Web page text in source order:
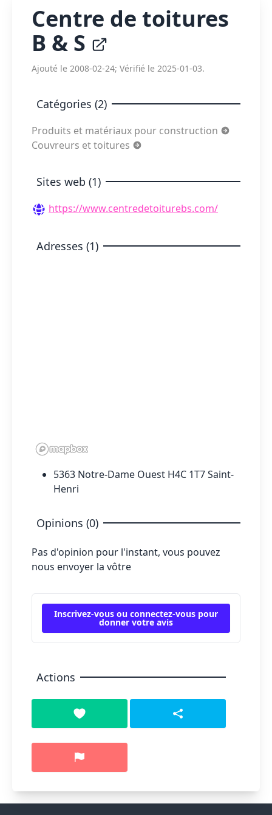
Centre de toitures
B & S
Ajouté le 2008-02-24; Vérifié le 2025-01-03.
Catégories (2)
Produits et matériaux pour construction
Couvreurs et toitures
Sites web (1)
https://www.centredetoiturebs.com/
Adresses (1)
5363 Notre-Dame Ouest H4C 1T7 Saint-
Henri
Opinions (0)
Pas d'opinion pour l'instant, vous pouvez
nous envoyer la vôtre
Inscrivez-vous ou connectez-vous pour
donner votre avis
Actions